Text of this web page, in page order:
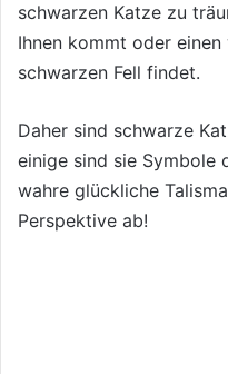
schwarzen Katze zu
Ihnen kommt oder
schwarzen Fell findet.
Daher sind schwarze
einige sind sie Symbole
wahre glückliche
Perspektive ab!